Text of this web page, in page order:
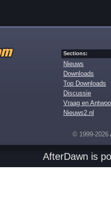
Sections:
Nieuws
Downloads
Top Downloads
Discussie
Vraag en
Nieuws2.nl
© 1999-2026
AfterDawn is